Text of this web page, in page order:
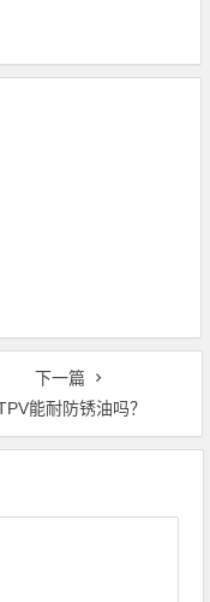
下一篇
能耐防锈油吗？